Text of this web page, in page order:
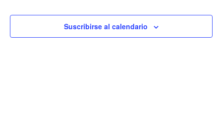
vistas
Eventos
Suscribirse al calendario